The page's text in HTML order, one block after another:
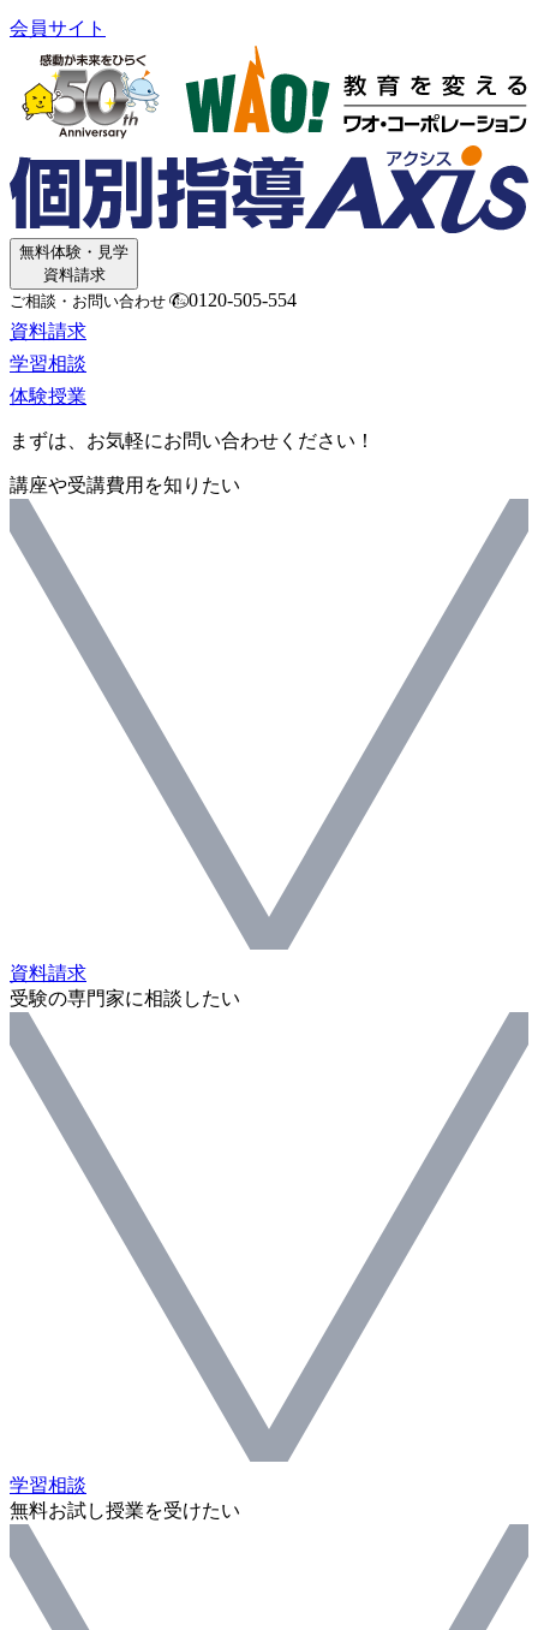
会員サイト
無料体験・見学
資料請求
ご相談・お問い合わせ
0120-505-554
資料請求
学習相談
体験授業
まずは、お気軽にお問い合わせください！
講座や受講費用を知りたい
資料請求
受験の専門家に相談したい
学習相談
無料お試し授業を受けたい